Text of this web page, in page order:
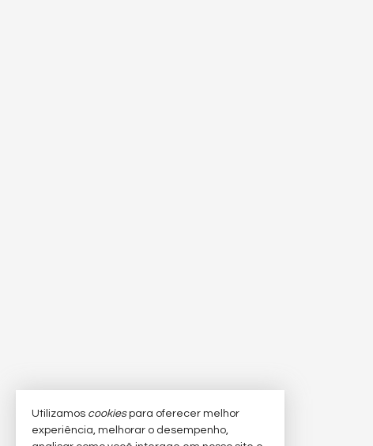
Utilizamos cookiespara oferecer melhor
experiência, melhorar o desempenho,